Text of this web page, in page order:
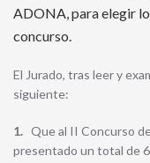
ADONA, para elegir
concurso.
El Jurado, tras leer y
siguiente:
1. Que al II Concurso
presentado un total de